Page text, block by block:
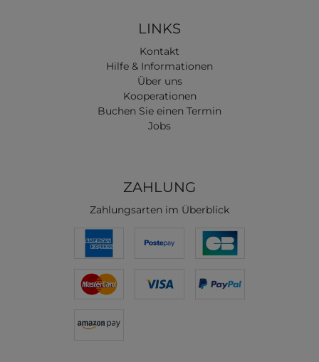
LINKS
Kontakt
Hilfe & Informationen
Über uns
Kooperationen
Buchen Sie einen Termin
Jobs
ZAHLUNG
Zahlungsarten im Überblick